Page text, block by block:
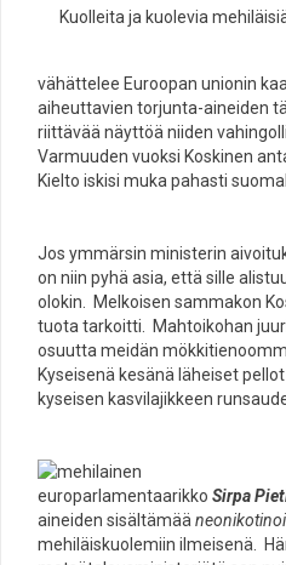
Kuolleita ja kuolevia
vähättelee Euroopan unionin
aiheuttavien torjunta-aineiden
riittävää näyttöä niiden
Varmuuden vuoksi Koskinen
Kielto iskisi muka pahasti
Jos ymmärsin ministerin
on niin pyhä asia, että sille
olokin. Melkoisen sammakon
tuota tarkoitti. Mahtoikohan
osuutta meidän
Kyseisenä kesänä läheiset
kyseisen kasvilajikkeen
europarlamentaarikko Sirpa
aineiden sisältämää
mehiläiskuolemiin ilmeisenä.